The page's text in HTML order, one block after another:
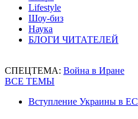
Lifestyle
Шоу-биз
Наука
БЛОГИ ЧИТАТЕЛЕЙ
СПЕЦТЕМА: Война в Иране
ВСЕ ТЕМЫ
Вступление Украины в ЕС